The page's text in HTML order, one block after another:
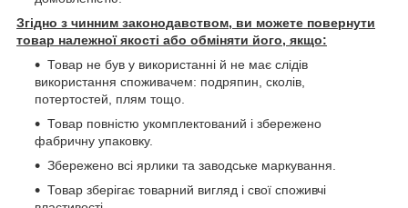
Згідно з чинним законодавством, ви можете повернути
товар належної якості або обміняти його, якщо:
Товар не був у використанні й не має слідів
використання споживачем: подряпин, сколів,
потертостей, плям тощо.
Товар повністю укомплектований і збережено
фабричну упаковку.
Збережено всі ярлики та заводське маркування.
Товар зберігає товарний вигляд і свої споживчі